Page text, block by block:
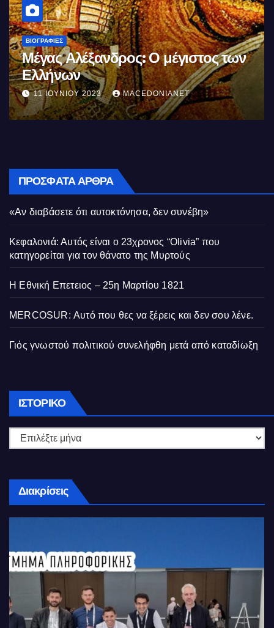
ΒΙΟΓΡΑΦΊΕΣ
Μέγας Αλέξανδρος: Ο μέγιστος των
Ελλήνων
11 ΙΟΥΝΊΟΥ 2023 MACEDONIANET
ΠΡΌΣΦΑΤΑ ΆΡΘΡΑ
«Αν διαβάσετε ότι αυτοκτόνησα, δεν συνέβη»
Κεφαλονιά: Αυτός είναι ο 23χρονος “Olivia” που
κατηγορείται για τον θάνατο της Μυρτούς
Η Εθνική Επετειος – 25η Μαρτίου 1821
MERCOSUR: Αυτό που θες να ξέρεις και δεν σου λένε.
Γιός γνωστού πολιτικού συνελήφθη μετά από καταδίωξη
ΙΣΤΟΡΙΚΌ Ιστορικό
Διακρίσεις